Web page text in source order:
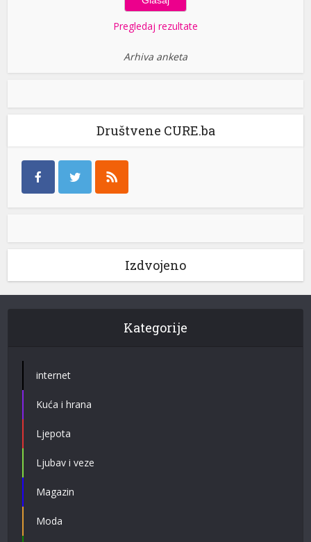
Pregledaj rezultate
Arhiva anketa
Društvene CURE.ba
Izdvojeno
Kategorije
internet
Kuća i hrana
Ljepota
Ljubav i veze
Magazin
Moda